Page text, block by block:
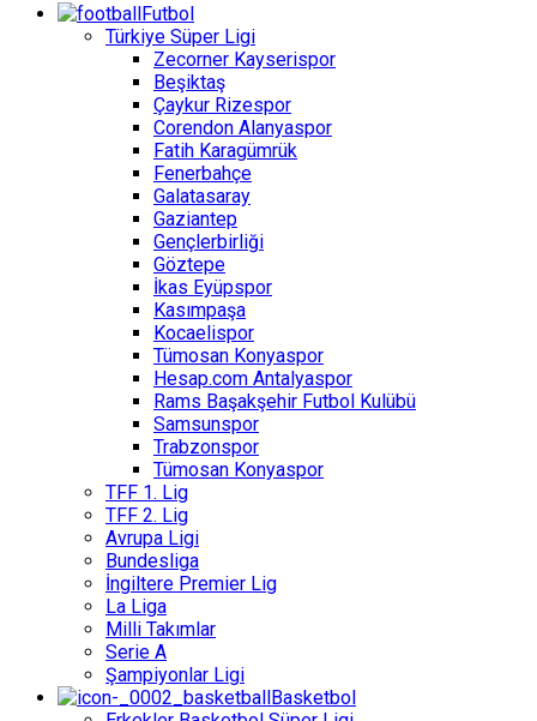
Futbol
Türkiye Süper Ligi
Zecorner Kayserispor
Beşiktaş
Çaykur Rizespor
Corendon Alanyaspor
Fatih Karagümrük
Fenerbahçe
Galatasaray
Gaziantep
Gençlerbirliği
Göztepe
İkas Eyüpspor
Kasımpaşa
Kocaelispor
Tümosan Konyaspor
Hesap.com Antalyaspor
Rams Başakşehir Futbol Kulübü
Samsunspor
Trabzonspor
Tümosan Konyaspor
TFF 1. Lig
TFF 2. Lig
Avrupa Ligi
Bundesliga
İngiltere Premier Lig
La Liga
Milli Takımlar
Serie A
Şampiyonlar Ligi
Basketbol